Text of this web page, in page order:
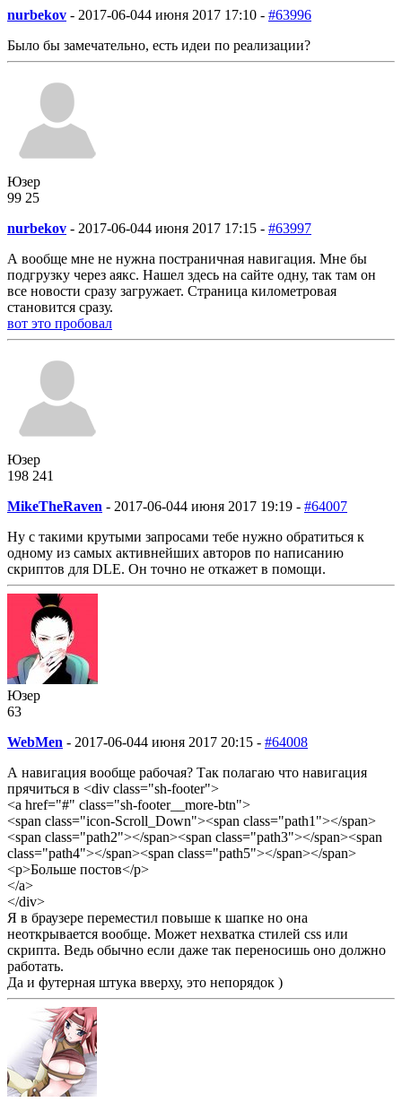
nurbekov - 2017-06-044 июня 2017 17:10 - #63996
Было бы замечательно, есть идеи по реализации?
Юзер
99 25
nurbekov - 2017-06-044 июня 2017 17:15 - #63997
А вообще мне не нужна постраничная навигация. Мне бы
подгрузку через аякс. Нашел здесь на сайте одну, так там он
все новости сразу загружает. Страница километровая
становится сразу.
вот это пробовал
Юзер
198 241
MikeTheRaven - 2017-06-044 июня 2017 19:19 - #64007
Ну с такими крутыми запросами тебе нужно обратиться к
одному из самых активнейших авторов по написанию
скриптов для DLE. Он точно не откажет в помощи.
Юзер
63
WebMen - 2017-06-044 июня 2017 20:15 - #64008
А навигация вообще рабочая? Так полагаю что навигация
прячиться в <div class="sh-footer">
<a href="#" class="sh-footer__more-btn">
<span class="icon-Scroll_Down"><span class="path1"></span>
<span class="path2"></span><span class="path3"></span><span
class="path4"></span><span class="path5"></span></span>
<p>Больше постов</p>
</a>
</div>
Я в браузере переместил повыше к шапке но она
неоткрывается вообще. Может нехватка стилей css или
скрипта. Ведь обычно если даже так переносишь оно должно
работать.
Да и футерная штука вверху, это непорядок )